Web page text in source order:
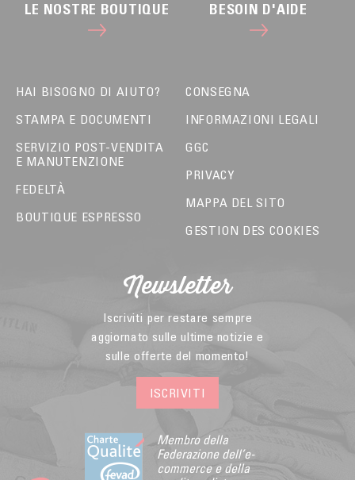
LE NOSTRE BOUTIQUE BESOIN D'AIDE
HAI BISOGNO DI AIUTO?
STAMPA E DOCUMENTI
SERVIZIO POST-VENDITA
E MANUTENZIONE
FEDELTÀ
BOUTIQUE ESPRESSO
CONSEGNA
INFORMAZIONI LEGALI
GGC
PRIVACY
MAPPA DEL SITO
GESTION DES COOKIES
Newsletter
Iscriviti per restare sempre
aggiornato sulle ultime notizie e
sulle offerte del momento!
ISCRIVITI
Membro della
Federazione dell’e-
commerce e della